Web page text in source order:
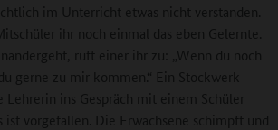
im Unterricht etwas nicht verstanden.
ihr noch einmal das eben Gelernte.
ruft einer ihr zu: „Wenn du noch
gerne zu mir kommen.“ Ein Stockwerk
Lehrerin ins Gespräch mit einem Schüler
vorgefallen. Die Erwachsene schimpft und